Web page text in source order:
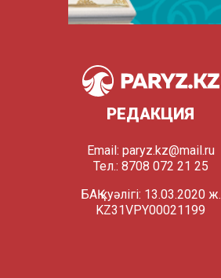
РЕДАКЦИЯ
Email: paryz.kz@mail.ru
Тел.: 8708 072 21 25
БАҚ куәлігі: 13.03.2020 ж.
KZ31VPY00021199